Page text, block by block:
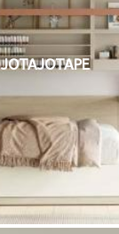
JOTAJOTAPE